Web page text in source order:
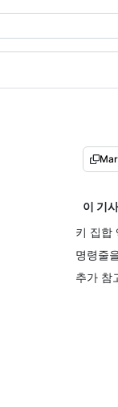
이 기
키 집합
명령줄
추가 참